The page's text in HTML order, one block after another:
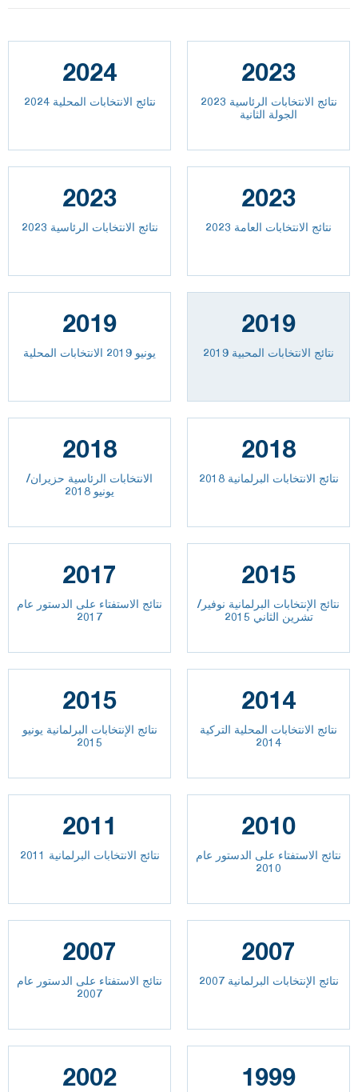
2024
نتائج الانتخابات المحلية 2024
2023
نتائج الانتخابات الرئاسية 2023
الجولة الثانية
2023
نتائج الانتخابات الرئاسية 2023
2023
2023 نتائج الانتخابات العامة
2019
يونيو 2019 الانتخابات المحلية
2019
نتائج الانتخابات المحبية 2019
2018
الانتخابات الرئاسية حزيران/
يونيو 2018
2018
نتائج الانتخابات البرلمانية 2018
2017
نتائج الاستفتاء على الدستور عام
2017
2015
نتائج الإنتخابات البرلمانية نوفير/
تشرين الثاني 2015
2015
نتائج الإنتخابات البرلمانية يونيو
2015
2014
نتائج الانتخابات المحلية التركية
2014
2011
نتائج الانتخابات البرلمانية 2011
2010
نتائج الاستفتاء على الدستور عام
2010
2007
نتائج الاستفتاء على الدستور عام
2007
2007
نتائج الإنتخابات البرلمانية 2007
2002 1999